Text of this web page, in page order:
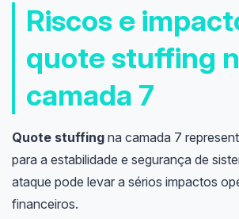
Riscos e
quote stuffing
camada 7
Quote stuffingna camada 7
para a estabilidade e segurança de
ataque pode levar a sérios impactos
financeiros.